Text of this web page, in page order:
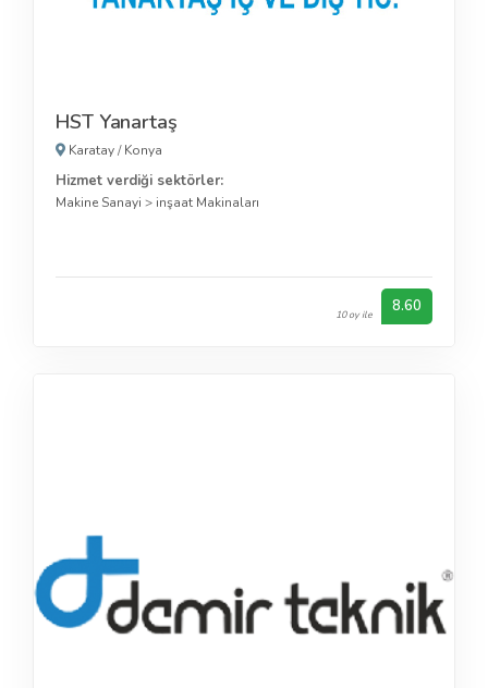
HST Yanartaş
Karatay/Konya
Hizmet verdiği sektörler:
Makine Sanayi > inşaat Makinaları
10 oy ile 8.60